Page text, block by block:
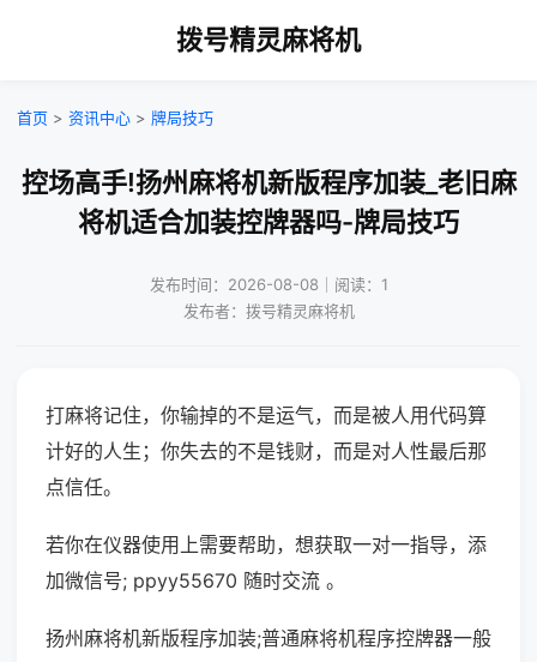
拨号精灵麻将机
首页 > 资讯中心 > 牌局技巧
控场高手!扬州麻将机新版程序加装_老旧麻
将机适合加装控牌器吗-牌局技巧
发布时间：2026-08-08｜阅读：1
发布者：拨号精灵麻将机
打麻将记住，你输掉的不是运气，而是被人用代码算
计好的人生；你失去的不是钱财，而是对人性最后那
点信任。
若你在仪器使用上需要帮助，想获取一对一指导，添
加微信号; ppyy55670 随时交流 。
扬州麻将机新版程序加装;普通麻将机程序控牌器一般